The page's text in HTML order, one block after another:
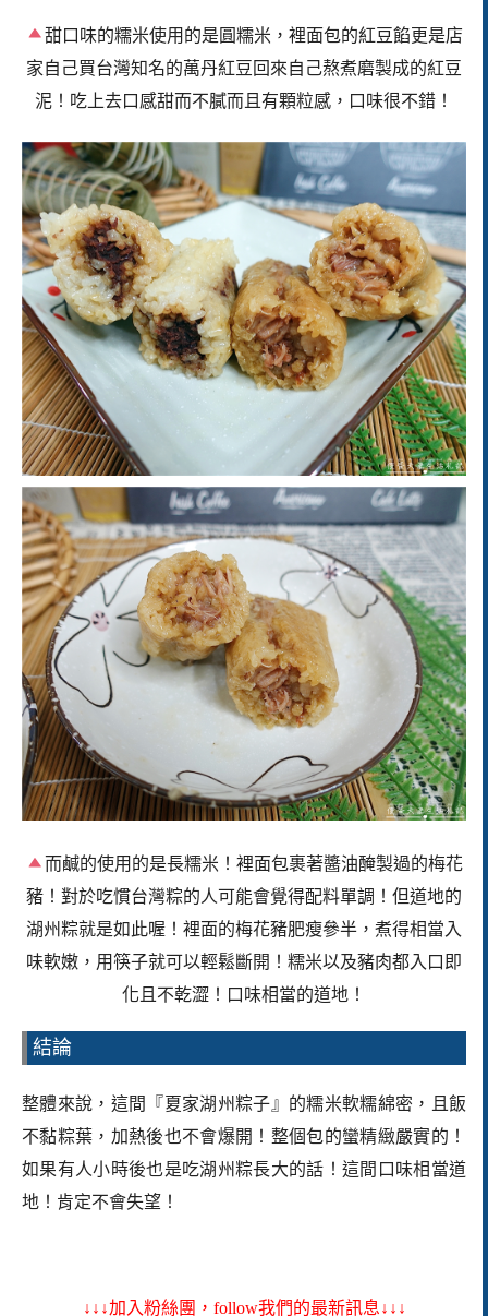
甜口味的糯米使用的是圓糯米，裡面包的紅豆餡更是店
家自己買台灣知名的萬丹紅豆回來自己熬煮磨製成的紅豆
泥！吃上去口感甜而不膩而且有顆粒感，口味很不錯！
而鹹的使用的是長糯米！裡面包裹著醬油醃製過的梅花
豬！對於吃慣台灣粽的人可能會覺得配料單調！但道地的
湖州粽就是如此喔！裡面的梅花豬肥瘦參半，煮得相當入
味軟嫩，用筷子就可以輕鬆斷開！糯米以及豬肉都入口即
化且不乾澀！口味相當的道地！
結論
整體來說，這間
『夏家湖州粽子』的糯米軟糯綿密，且飯
不黏粽葉，加熱後也不會爆開！整個包的蠻精緻嚴實的！
如果有人小時後也是吃湖州粽長大的話！這間口味相當道
地！肯定不會失望！
↓↓↓加入粉絲團，follow我們的最新訊息↓↓↓